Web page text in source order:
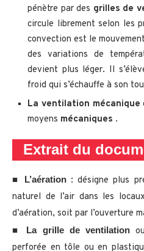
pénètre par des grilles de
circule librement selon les
convection est le
des variations de
devient plus léger. Il
froid qui s’échauffe à son
La ventilation mécanique
moyens mécaniques .
Extrait du
■ L’aération: désigne plus
naturel de l’air dans les
d’aération, soit par l’ouverture
■ La grille de ventilation
perforée en tôle ou en